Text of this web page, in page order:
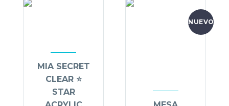
MIA SECRET
CLEAR ⭐️
STAR
NUEVO